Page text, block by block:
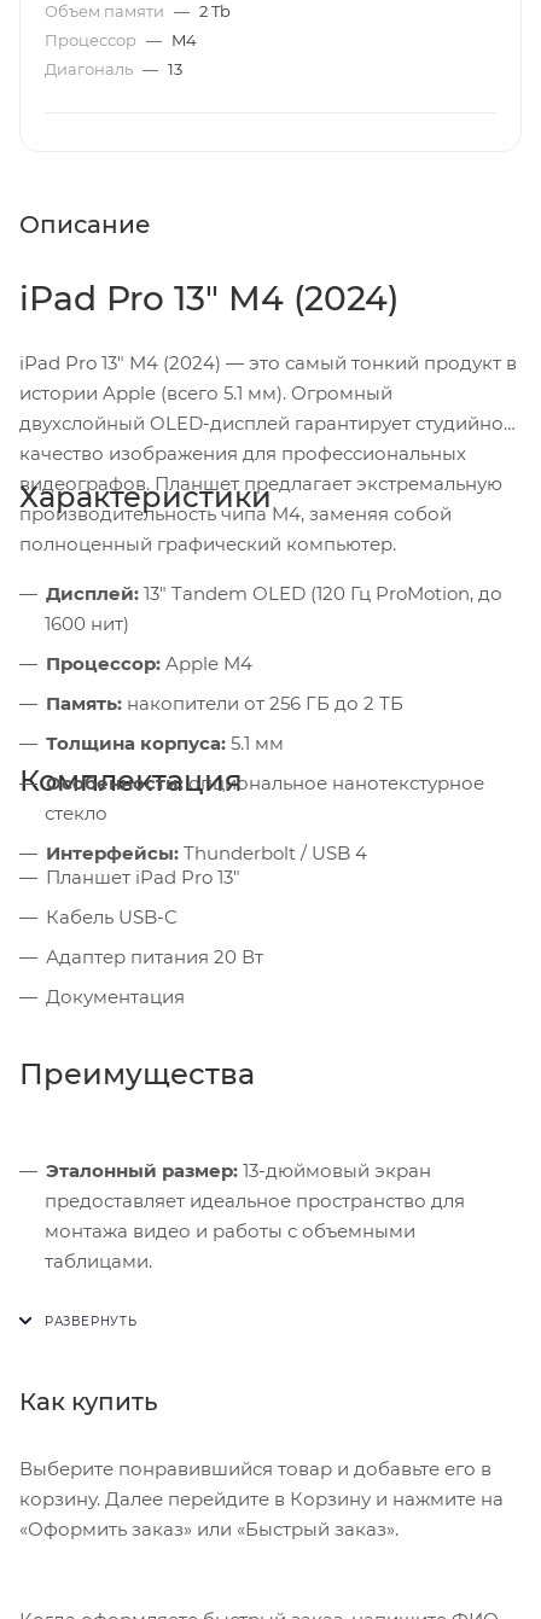
Объем памяти — 2 Tb
Процессор — M4
Диагональ — 13
Описание
iPad Pro 13" M4 (2024)
iPad Pro 13" M4 (2024) — это самый тонкий продукт в
истории Apple (всего 5.1 мм). Огромный
двухслойный OLED-дисплей гарантирует студийное
качество изображения для профессиональных
видеографов. Планшет предлагает экстремальную
производительность чипа M4, заменяя собой
полноценный графический компьютер.
Характеристики
Дисплей: 13" Tandem OLED (120 Гц ProMotion, до
1600 нит)
Процессор: Apple M4
Память: накопители от 256 ГБ до 2 ТБ
Толщина корпуса: 5.1 мм
Особенности:опциональное нанотекстурное
стекло
Интерфейсы: Thunderbolt / USB 4
Комплектация
Планшет iPad Pro 13"
Кабель USB-C
Адаптер питания 20 Вт
Документация
Преимущества
Эталонный размер: 13-дюймовый экран
предоставляет идеальное пространство для
монтажа видео и работы с объемными
таблицами.
скрывает эффективную систему охлаждения,
Антибликовое покрытие:
отражения при работе под открытым небом.
Как купить
Выберите понравившийся товар и добавьте его в
корзину. Далее перейдите в Корзину и нажмите на
«Оформить заказ» или «Быстрый заказ».